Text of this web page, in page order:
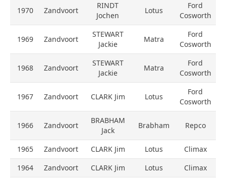
1970 Zandvoort
RINDT
Jochen
Lotus
Ford
Cosworth
1969 Zandvoort
STEWART
Jackie
Matra
Ford
Cosworth
1968 Zandvoort
STEWART
Jackie
Matra
Ford
Cosworth
1967 Zandvoort CLARK Jim Lotus
Ford
Cosworth
1966 Zandvoort
BRABHAM
Jack
Brabham Repco
1965 Zandvoort CLARK Jim Lotus
Climax
1964
Zandvoort CLARK Jim Lotus
Climax